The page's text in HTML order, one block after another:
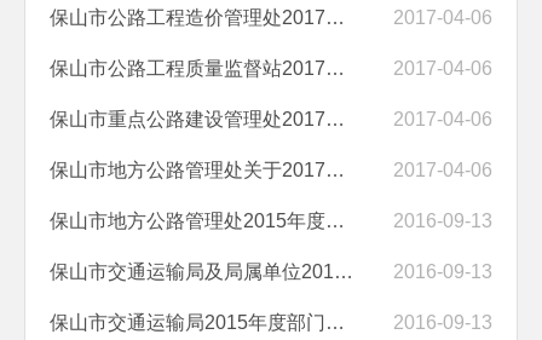
保山市公路工程造价管理处2017年部门预算及“三公”经费公示 2017-04-06
保山市公路工程质量监督站2017年部门预算及“三公”经费公示 2017-04-06
保山市重点公路建设管理处2017年部门预算及“三公”经费公示 2017-04-06
保山市地方公路管理处关于2017年部门预算及“三公”经费公示 2017-04-06
保山市地方公路管理处2015年度部门决算 2016-09-13
保山市交通运输局及局属单位2015年度部门决算 2016-09-13
保山市交通运输局2015年度部门决算 2016-09-13